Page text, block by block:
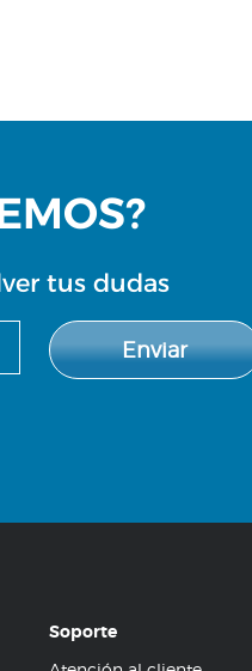
tus dudas
Enviar
Soporte